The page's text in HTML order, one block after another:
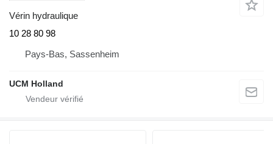
Vérin hydraulique
10 28 80 98
Pays-Bas, Sassenheim
UCM Holland